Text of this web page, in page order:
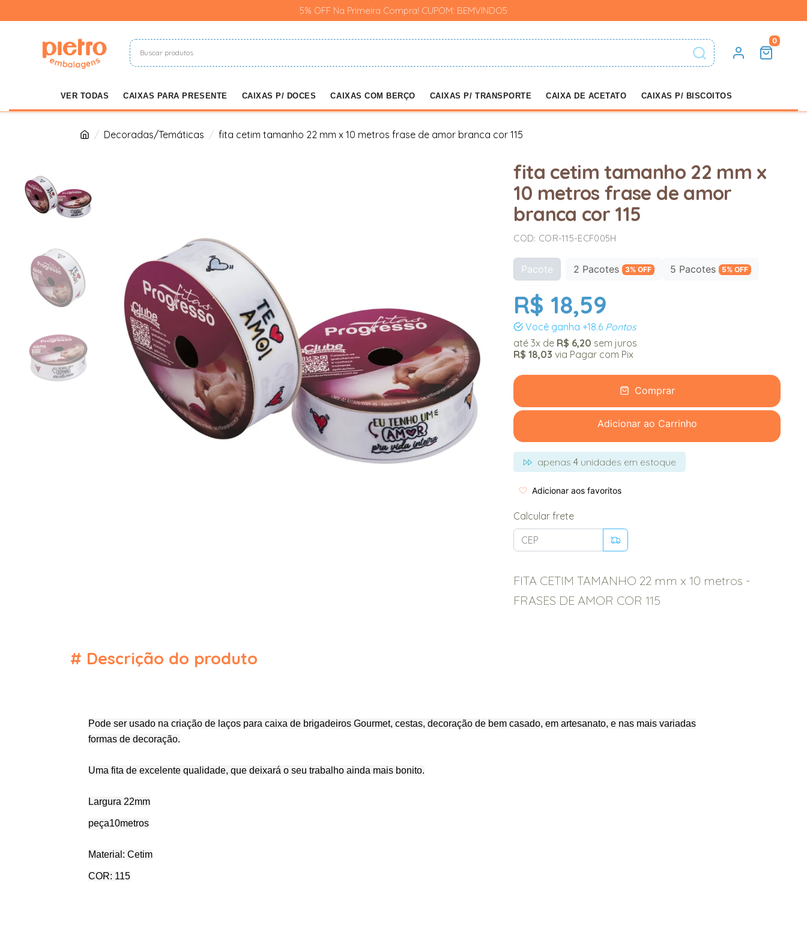
5% OFF Na Primeira Compra! CUPOM: BEMVINDO5
0
VER TODAS CAIXAS PARA PRESENTE CAIXAS P/ DOCES CAIXAS COM BERÇO CAIXAS P/ TRANSPORTE CAIXA DE ACETATO CAIXAS P/ BISCOITOS
Decoradas/Temáticas fita cetim tamanho 22 mm x 10 metros frase de amor branca cor 115
fita cetim tamanho 22 mm x
10 metros frase de amor
branca cor 115
COD: COR-115-ECF005H
Pacote 2 Pacotes 3% OFF 5 Pacotes 5% OFF
R$ 18,59
Você ganha+18.6 Pontos
até3x de R$ 6,20 sem juros
R$ 18,03via Pagar com Pix
Comprar
Adicionar ao Carrinho
apenas4 unidades em estoque
Adicionar aos favoritos
Calcular frete
FITA CETIM TAMANHO 22 mm x 10 metros -
FRASES DE AMOR COR 115
# Descrição do produto
Pode ser usado na criação de laços para caixa de brigadeiros Gourmet, cestas, decoração de bem casado, em artesanato, e nas mais variadas
formas de decoração.
Uma fita de excelente qualidade, que deixará o seu trabalho ainda mais bonito.
Largura 22mm
peça10metros
Material: Cetim
COR: 115